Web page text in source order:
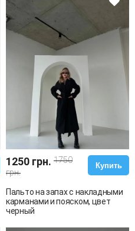
1250 грн. 1750
грн.
Купить
Пальто на запах с накладными
карманами и пояском, цвет
черный